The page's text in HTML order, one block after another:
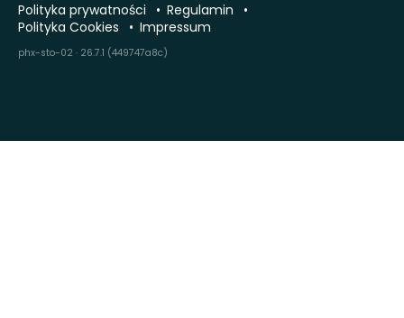
Polityka prywatności
Regulamin
Polityka Cookies
Impressum
phx-sto-02 · 26.7.1 (449747a8c)